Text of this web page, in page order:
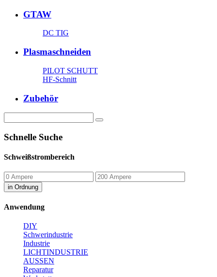
GTAW
DC TIG
Plasmaschneiden
PILOT SCHUTT
HF-Schnitt
Zubehör
Schnelle Suche
Schweißstrombereich
in Ordnung
Anwendung
DIY
Schwerindustrie
Industrie
LICHTINDUSTRIE
AUSSEN
Reparatur